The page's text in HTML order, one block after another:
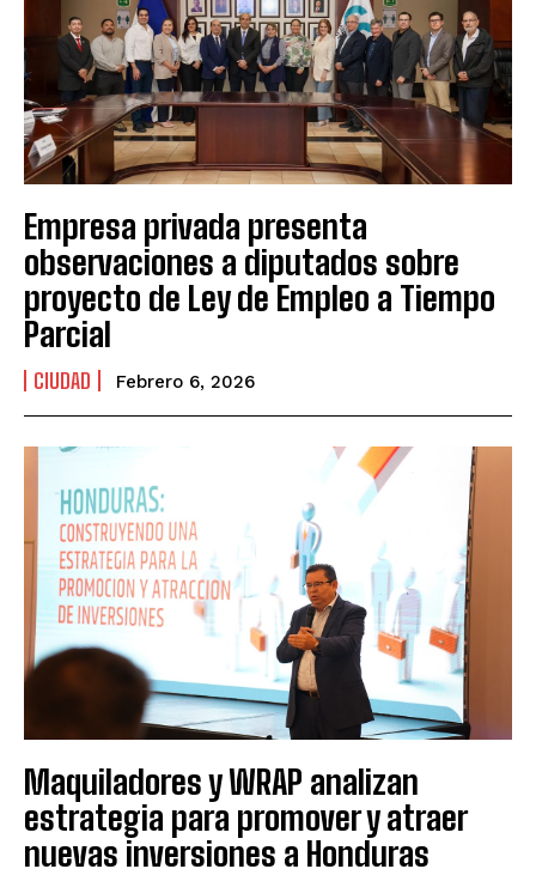
Empresa privada presenta
observaciones a diputados sobre
proyecto de Ley de Empleo a Tiempo
Parcial
CIUDAD Febrero 6, 2026
Maquiladores y WRAP analizan
estrategia para promover y atraer
nuevas inversiones a Honduras